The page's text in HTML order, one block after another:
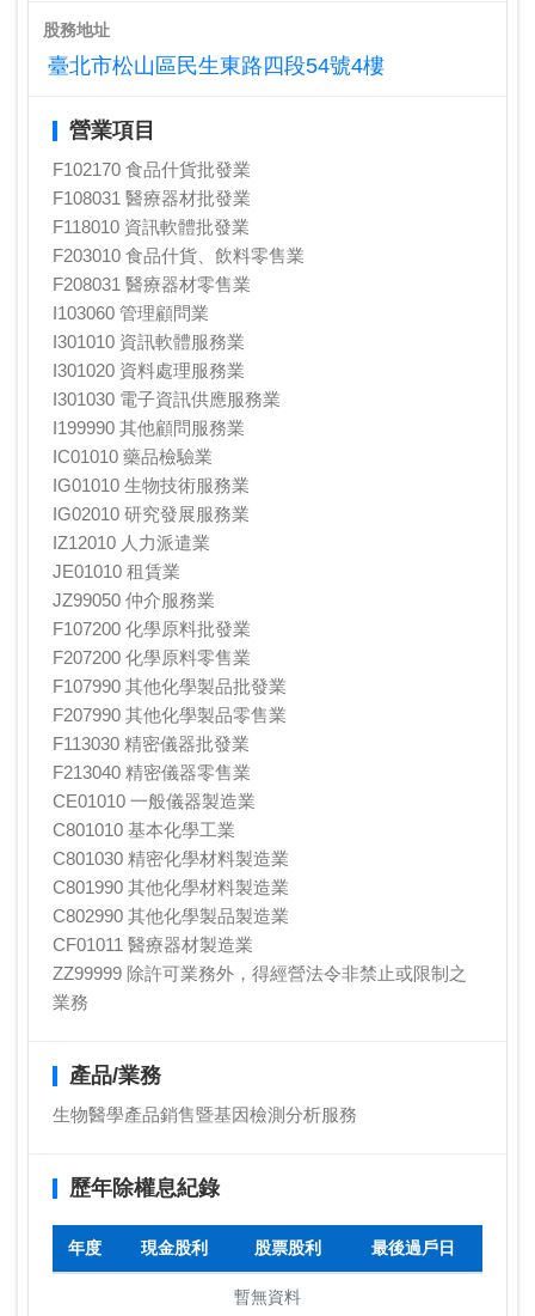
股務地址
臺北市松山區民生東路四段54號4樓
營業項目
F102170 食品什貨批發業
F108031 醫療器材批發業
F118010 資訊軟體批發業
F203010 食品什貨、飲料零售業
F208031 醫療器材零售業
I103060 管理顧問業
I301010 資訊軟體服務業
I301020 資料處理服務業
I301030 電子資訊供應服務業
I199990 其他顧問服務業
IC01010 藥品檢驗業
IG01010 生物技術服務業
IG02010 研究發展服務業
IZ12010 人力派遣業
JE01010 租賃業
JZ99050 仲介服務業
F107200 化學原料批發業
F207200 化學原料零售業
F107990 其他化學製品批發業
F207990 其他化學製品零售業
F113030 精密儀器批發業
F213040 精密儀器零售業
CE01010 一般儀器製造業
C801010 基本化學工業
C801030 精密化學材料製造業
C801990 其他化學材料製造業
C802990 其他化學製品製造業
CF01011 醫療器材製造業
ZZ99999 除許可業務外，得經營法令非禁止或限制之
業務
產品/業務
生物醫學產品銷售暨基因檢測分析服務
歷年除權息紀錄
年度 現金股利 股票股利 最後過戶日
暫無資料